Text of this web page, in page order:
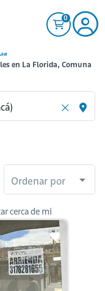
0
en La Florida, Comuna
Ordenar por
cerca de mi